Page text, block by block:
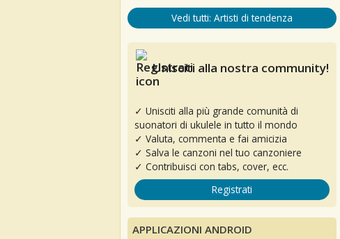
Vedi tutti: Artisti di tendenza
Unisciti alla nostra community!
✓ Unisciti alla più grande comunità di
suonatori di ukulele in tutto il mondo
✓ Valuta, commenta e fai amicizia
✓ Salva le canzoni nel tuo canzoniere
✓ Contribuisci con tabs, cover, ecc.
Registrati
APPLICAZIONI ANDROID